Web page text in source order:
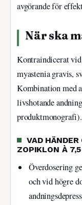
avgörande för
När ska
Kontraindicerat
myastenia gravis,
Kombination med
livshotande
produktmonografi).
VAD
ZOPIKLON À
Överdosering
och vid högre